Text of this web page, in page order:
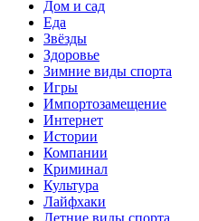
Дом и сад
Еда
Звёзды
Здоровье
Зимние виды спорта
Игры
Импортозамещение
Интернет
Истории
Компании
Криминал
Культура
Лайфхаки
Летние виды спорта